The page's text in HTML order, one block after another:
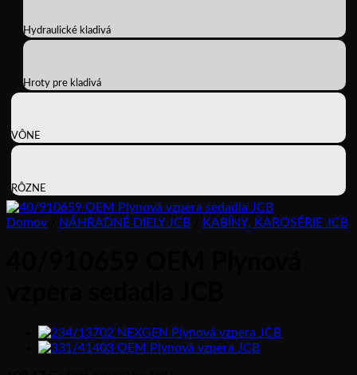
Hydraulické kladivá
Hroty pre kladivá
VÔNE
RÔZNE
Domov NÁHRADNÉ DIELY JCB KABÍNY, KAROSÉRIE JCB